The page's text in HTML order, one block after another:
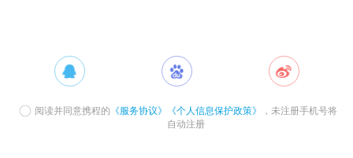
阅读并同意携程的 《服务协议》 《个人信息保护政策》
，未注册手机号将
自动注册